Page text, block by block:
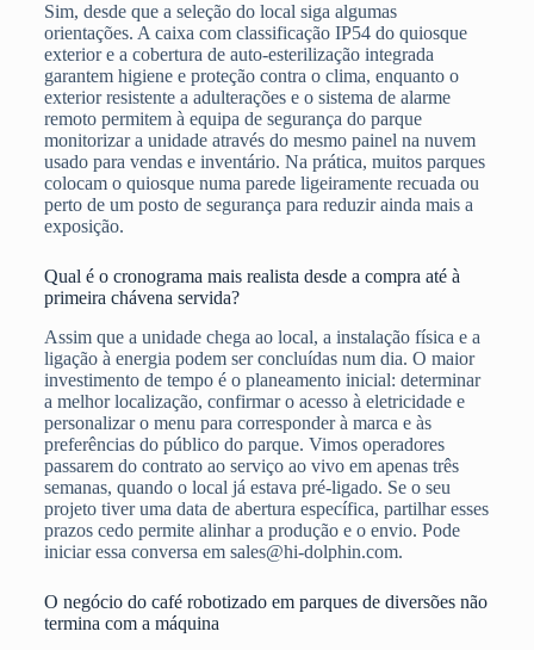
Sim, desde que a seleção do local siga algumas
orientações. A caixa com classificação IP54 do quiosque
exterior e a cobertura de auto-esterilização integrada
garantem higiene e proteção contra o clima, enquanto o
exterior resistente a adulterações e o sistema de alarme
remoto permitem à equipa de segurança do parque
monitorizar a unidade através do mesmo painel na nuvem
usado para vendas e inventário. Na prática, muitos parques
colocam o quiosque numa parede ligeiramente recuada ou
perto de um posto de segurança para reduzir ainda mais a
exposição.
Qual é o cronograma mais realista desde a compra até à
primeira chávena servida?
Assim que a unidade chega ao local, a instalação física e a
ligação à energia podem ser concluídas num dia. O maior
investimento de tempo é o planeamento inicial: determinar
a melhor localização, confirmar o acesso à eletricidade e
personalizar o menu para corresponder à marca e às
preferências do público do parque. Vimos operadores
passarem do contrato ao serviço ao vivo em apenas três
semanas, quando o local já estava pré-ligado. Se o seu
projeto tiver uma data de abertura específica, partilhar esses
prazos cedo permite alinhar a produção e o envio. Pode
iniciar essa conversa em sales@hi-dolphin.com.
O negócio do café robotizado em parques de diversões não
termina com a máquina